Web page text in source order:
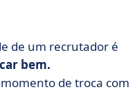
de um recrutador é
bem.
de troca com